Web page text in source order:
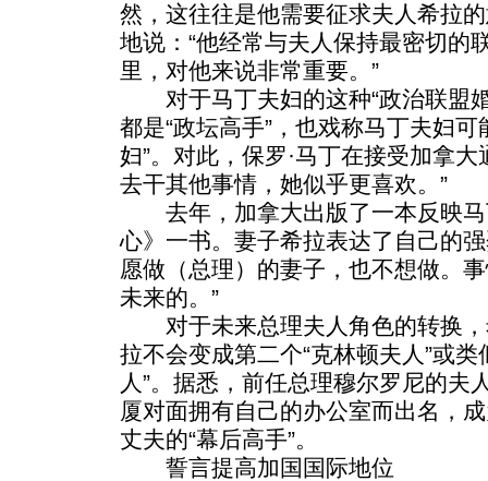
然，这往往是他需要征求夫人希拉
地说：“他经常与夫人保持最密切的
里，对他来说非常重要。”
对于马丁夫妇的这种“政治联盟
都是“政坛高手”，也戏称马丁夫妇
妇”。对此，保罗·马丁在接受加拿
去干其他事情，她似乎更喜欢。”
去年，加拿大出版了一本反映马
心》一书。妻子希拉表达了自己的
愿做（总理）的妻子，也不想做。
未来的。”
对于未来总理夫人角色的转换，
拉不会变成第二个“克林顿夫人”或
人”。据悉，前任总理穆尔罗尼的夫
厦对面拥有自己的办公室而出名，
丈夫的“幕后高手”。
誓言提高加国国际地位